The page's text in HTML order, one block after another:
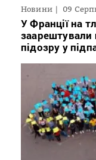
Новини 09
У Франції на
підозру у